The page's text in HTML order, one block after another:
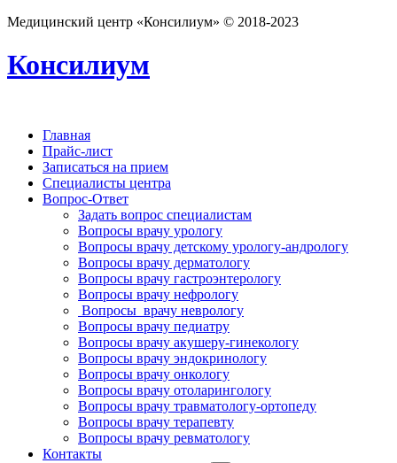
Медицинский центр «Консилиум» © 2018-2023
Консилиум
Главная
Прайс-лист
Записаться на прием
Специалисты центра
Вопрос-Ответ
Задать вопрос специалистам
Вопросы врачу урологу
Вопросы врачу детскому урологу-андрологу
Вопросы врачу дерматологу
Вопросы врачу гастроэнтерологу
Вопросы врачу нефрологу
Вопросы врачу неврологу
Вопросы врачу педиатру
Вопросы врачу акушеру-гинекологу
Вопросы врачу эндокринологу
Вопросы врачу онкологу
Вопросы врачу отоларингологу
Вопросы врачу травматологу-ортопеду
Вопросы врачу терапевту
Вопросы врачу ревматологу
Контакты